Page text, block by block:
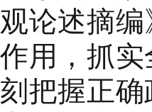
论述摘
用，抓
把握正